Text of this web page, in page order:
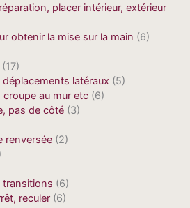
placer intérieur, extérieur
obtenir la mise sur la main (6)
(17)
latéraux (5)
croupe au mur etc (6)
pas de côté (3)
renversée (2)
transitions (6)
reculer (6)